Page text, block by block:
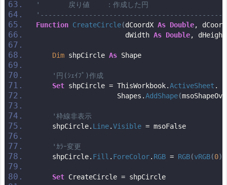
'       戻り値    ：作成した円
Function CreateCircle(dCoordX As Double,
                      dWidth
As Double,
Dim shpCircle As Shape
'円(ｼｪｲﾌﾟ)作成
Set shpCircle = ThisWorkbook.ActiveSheet . _
                    Shapes.
AddShape(
'枠線非表示
    shpCircle.
Line.Visible = msoFalse
'ｶﾗｰ変更
    shpCircle.
Fill . ForeColor. RGB = RGB(vRGB(0)
Set CreateCircle = shpCircle